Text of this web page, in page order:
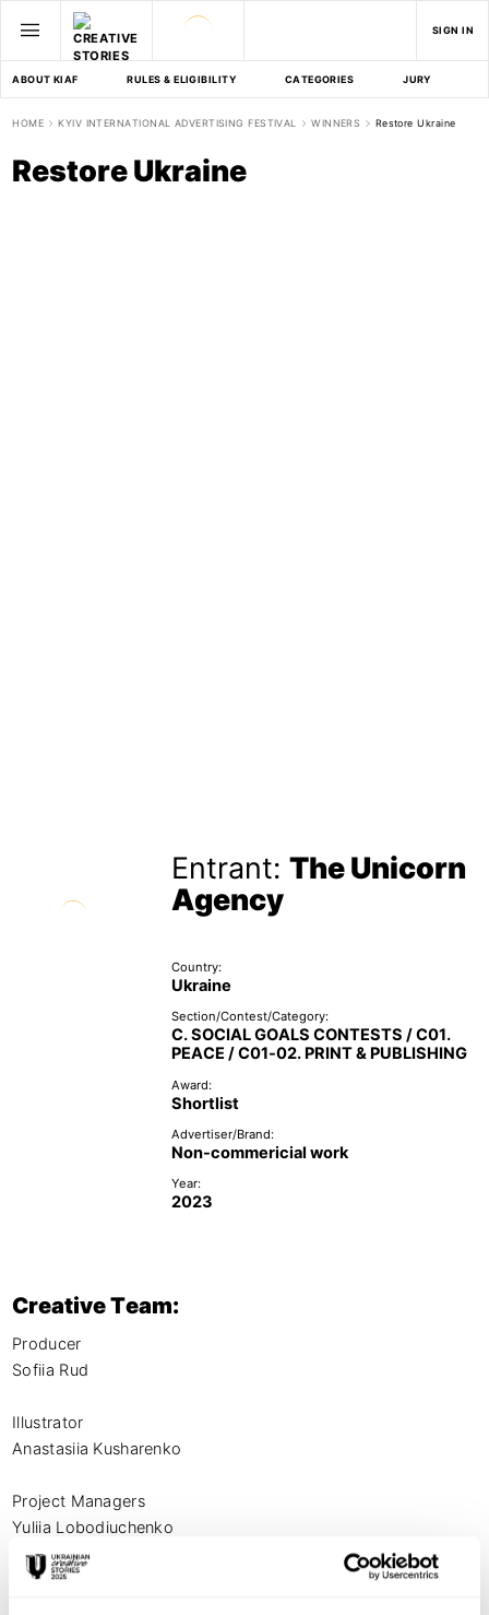
SIGN IN
ABOUT KIAF RULES & ELIGIBILITY CATEGORIES JURY
HOME KYIV INTERNATIONAL ADVERTISING FESTIVAL WINNERS Restore Ukraine
Restore Ukraine
Entrant: The Unicorn
Agency
Country:
Ukraine
Section/Contest/Category:
C. SOCIAL GOALS CONTESTS / C01.
PEACE / C01-02. PRINT & PUBLISHING
Award:
Shortlist
Advertiser/Brand:
Non-commericial work
Year:
2023
Creative Team:
Producer
Sofiia Rud
Illustrator
Anastasiia Kusharenko
Project Managers
Yuliia Lobodiuchenko
Olena Kalinina